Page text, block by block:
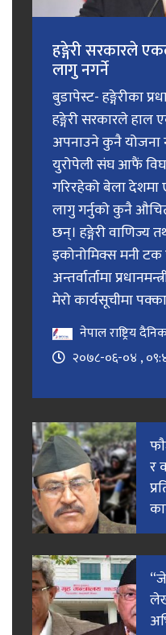
हङ्गेरी सरकारले
लागु नगर्ने
बुडापेस्ट- हङ्गेरीका
हङ्गेरी सरकारले हाल
अपनाउने कुनै योजना
युरोपेली संघ आफैं
गरिरहेको बेला देशमा
लागु गर्नुको कुनै
छन्। हङ्गेरी वाणिज्य
इकोनोमिक्स मनी टक
अन्तर्वार्तामा
मेरो कार्यसूचीमा
नेपाल राष्ट्रिय
२०७८-०६-०४ ,
र